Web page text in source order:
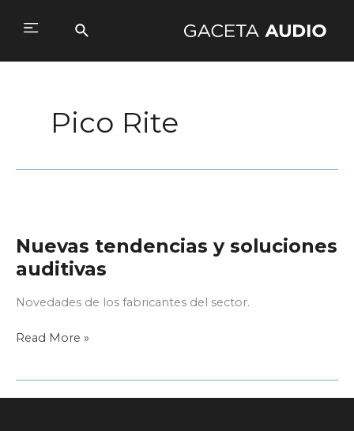
Buscar
Pico Rite
Nuevas tendencias y soluciones
auditivas
Novedades de los fabricantes del sector.
Nuevas
Read More »